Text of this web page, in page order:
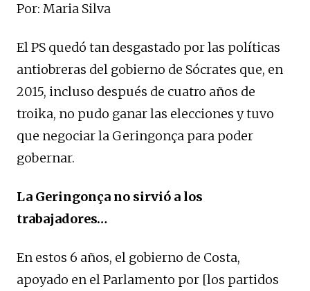
Por: Maria Silva
El PS quedó tan desgastado por las políticas
antiobreras del gobierno de Sócrates que, en
2015, incluso después de cuatro años de
troika, no pudo ganar las elecciones y tuvo
que negociar la Geringonça para poder
gobernar.
La Geringonça no sirvió a los
trabajadores…
En estos 6 años, el gobierno de Costa,
apoyado en el Parlamento por [los partidos